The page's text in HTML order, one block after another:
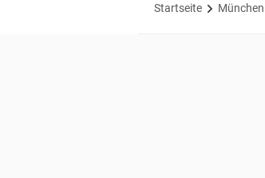
Startseite München